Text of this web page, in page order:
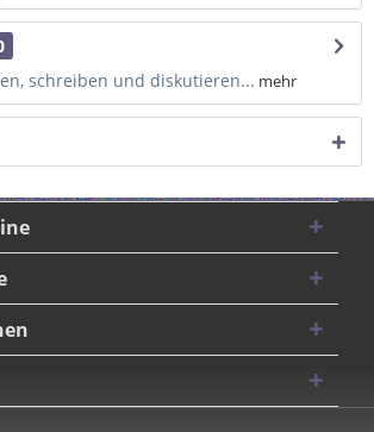
schreiben und diskutieren... mehr